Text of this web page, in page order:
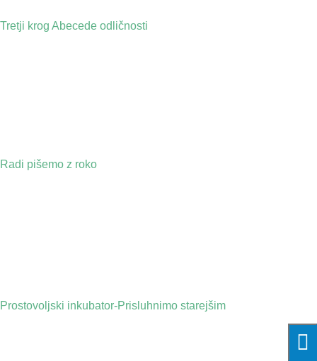
Tretji krog Abecede odličnosti
Radi pišemo z roko
Prostovoljski inkubator-Prisluhnimo starejšim